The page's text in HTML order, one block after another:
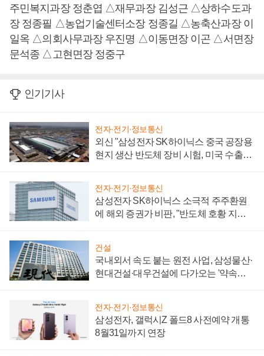
주민복지과장 정춘엽 △재무과장 김성근 △상하수도과
장 정종필 △농업기술센터소장 정종길 △농축산과장 이
일옥 △의회사무과장 우진명 △이동면장 이곤 △서면장
문석종 △고현면장 정중구
인기기사
전자·전기·정보통신
외신 "삼성전자 SK하이닉스 중국 공장용
현지 생산 반도체 장비 시험, 미국 수출통
전자·전기·정보통신
삼성전자 SK하이닉스 소극적 주주환원
에 해외 증권가 비판, "반도체 호황 지속
건설
국내외서 속도 붙는 원전 사업, 삼성물산·
현대건설·대우건설에 다가오는 '약속의
전자·전기·정보통신
삼성전자, 갤럭시Z 폴드8 사전예약 개통
8월31일까지 연장